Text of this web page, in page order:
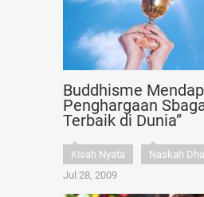
Buddhisme
Penghargaan
Terbaik di Dunia”
Kisah Nyata
Naskah
Jul 28, 2009